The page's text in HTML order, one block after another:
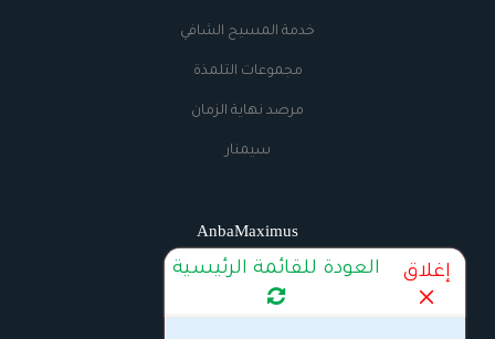
خدمة المسيح الشافي
مجموعات التلمذة
مرصد نهاية الزمان
سيمنار
AnbaMaximus
اتصل بنا
الراديو
إغلاق العودة للقائمة الرئيسية